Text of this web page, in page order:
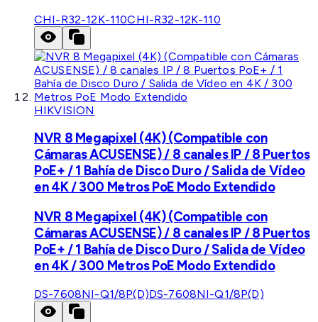
CHI-R32-12K-110CHI-R32-12K-110
HIKVISION
NVR 8 Megapixel (4K) (Compatible con
Cámaras ACUSENSE) / 8 canales IP / 8 Puertos
PoE+ / 1 Bahía de Disco Duro / Salida de Vídeo
en 4K / 300 Metros PoE Modo Extendido
NVR 8 Megapixel (4K) (Compatible con
Cámaras ACUSENSE) / 8 canales IP / 8 Puertos
PoE+ / 1 Bahía de Disco Duro / Salida de Vídeo
en 4K / 300 Metros PoE Modo Extendido
DS-7608NI-Q1/8P(D)DS-7608NI-Q1/8P(D)